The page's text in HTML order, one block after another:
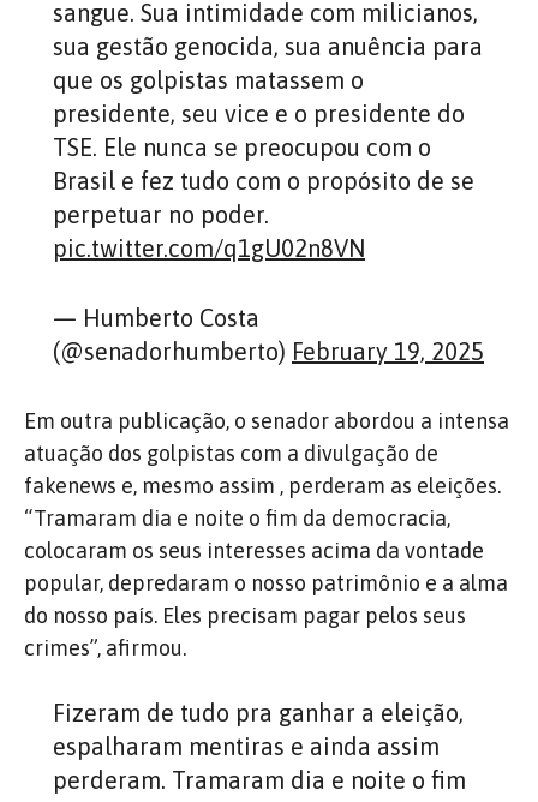
sangue. Sua intimidade com milicianos,
sua gestão genocida, sua anuência para
que os golpistas matassem o
presidente, seu vice e o presidente do
TSE. Ele nunca se preocupou com o
Brasil e fez tudo com o propósito de se
perpetuar no poder.
pic.twitter.com/q1gU02n8VN
— Humberto Costa
(@senadorhumberto) February 19, 2025
Em outra publicação, o senador abordou a intensa
atuação dos golpistas com a divulgação de
fakenews e, mesmo assim , perderam as eleições.
“Tramaram dia e noite o fim da democracia,
colocaram os seus interesses acima da vontade
popular, depredaram o nosso patrimônio e a alma
do nosso país. Eles precisam pagar pelos seus
crimes”, afirmou.
Fizeram de tudo pra ganhar a eleição,
espalharam mentiras e ainda assim
perderam. Tramaram dia e noite o fim